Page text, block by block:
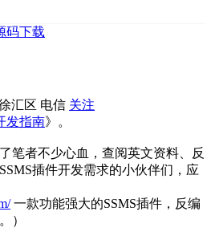
码下载
汇区 电信 关注
发指南》。
笔者不少心血，查阅英文资料、反
插件开发需求的小伙伴们，应
一款功能强大的SSMS插件，反编
）